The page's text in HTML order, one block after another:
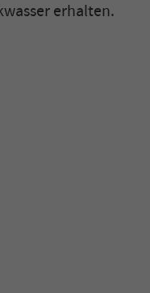
erhalten.